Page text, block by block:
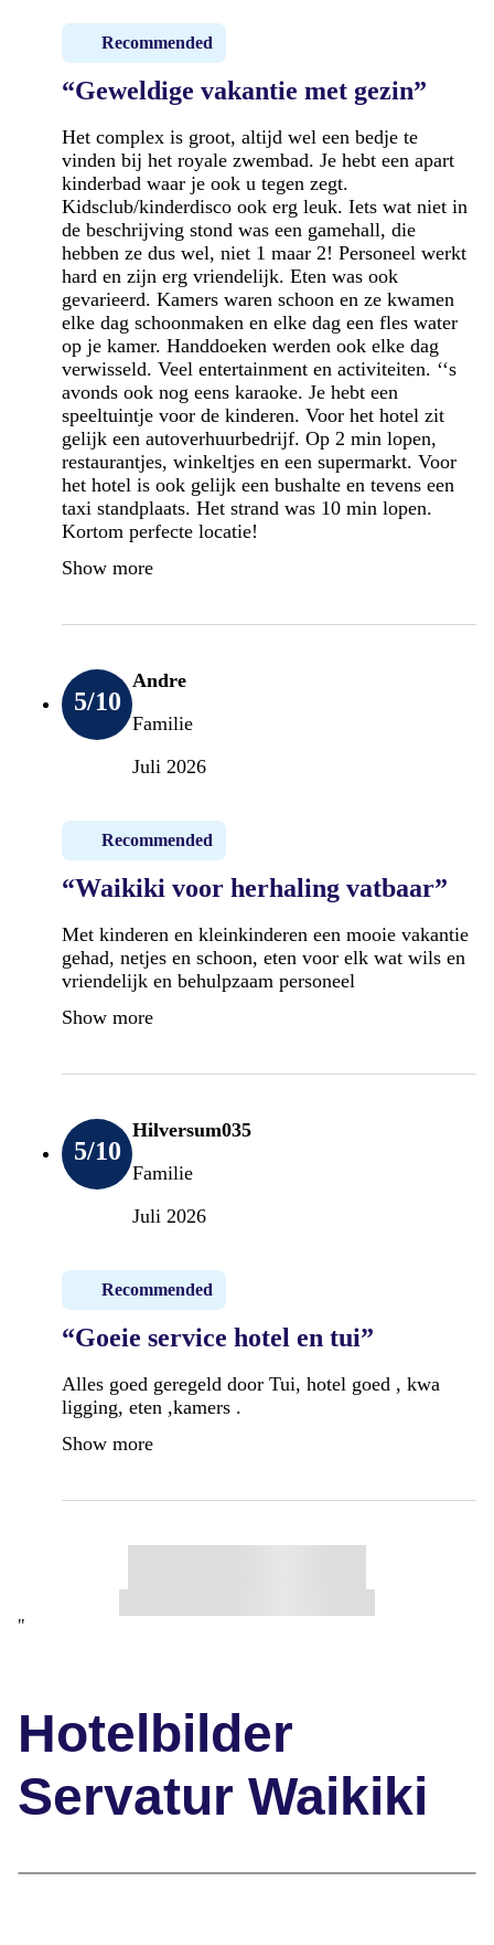
Recommended
“Geweldige vakantie met gezin”
Het complex is groot, altijd wel een bedje te
vinden bij het royale zwembad. Je hebt een apart
kinderbad waar je ook u tegen zegt.
Kidsclub/kinderdisco ook erg leuk. Iets wat niet in
de beschrijving stond was een gamehall, die
hebben ze dus wel, niet 1 maar 2! Personeel werkt
hard en zijn erg vriendelijk. Eten was ook
gevarieerd. Kamers waren schoon en ze kwamen
elke dag schoonmaken en elke dag een fles water
op je kamer. Handdoeken werden ook elke dag
verwisseld. Veel entertainment en activiteiten. ‘‘s
avonds ook nog eens karaoke. Je hebt een
speeltuintje voor de kinderen. Voor het hotel zit
gelijk een autoverhuurbedrijf. Op 2 min lopen,
restaurantjes, winkeltjes en een supermarkt. Voor
het hotel is ook gelijk een bushalte en tevens een
taxi standplaats. Het strand was 10 min lopen.
Kortom perfecte locatie!
Show more
5/10
Andre
Familie
Juli 2026
Recommended
“Waikiki voor herhaling vatbaar”
Met kinderen en kleinkinderen een mooie vakantie
gehad, netjes en schoon, eten voor elk wat wils en
vriendelijk en behulpzaam personeel
Show more
5/10
Hilversum035
Familie
Juli 2026
Recommended
“Goeie service hotel en tui”
Alles goed geregeld door Tui, hotel goed , kwa
ligging, eten ,kamers .
Show more
"
Hotelbilder
Servatur Waikiki